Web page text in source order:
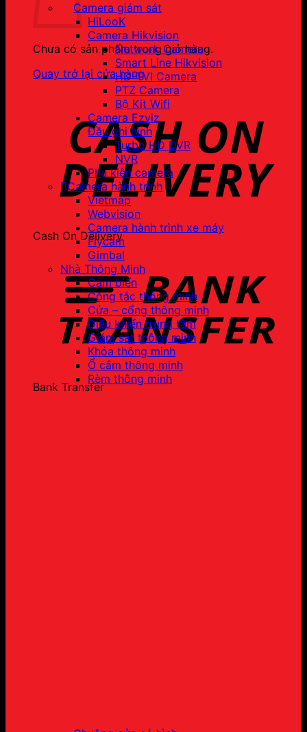
Chưa có sản phẩm trong giỏ hàng.
Quay trở lại cửa hàng
Cash On Delivery
Bank Transfer
Camera giám sát
HiLooK
Camera Hikvision
Network Camera
Smart Line Hikvision
HD-TVI Camera
PTZ Camera
Bộ Kit Wifi
Camera Ezviz
Đầu ghi hình
Turbo HD DVR
NVR
Phụ kiện camera
Camera hành trình
Vietmap
Webvision
Camera hành trình xe máy
Flycam
Gimbal
Nhà Thông Minh
Cảm biến
Công tắc thông minh
Cửa – cổng thông minh
Điều khiển trung tâm
Giám sát thông minh
Khóa thông minh
Ổ cắm thông minh
Rèm thông minh